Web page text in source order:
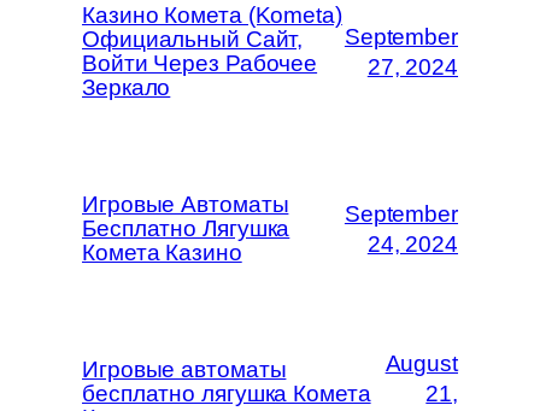
Казино Комета (Kometa)
Официальный Сайт,
Войти Через Рабочее
Зеркало
September
27, 2024
Игровые Автоматы
Бесплатно Лягушка
Комета Казино
September
24, 2024
Игровые автоматы
бесплатно лягушка Комета
August
21,